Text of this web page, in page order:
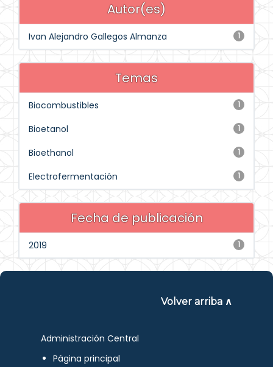
Autor(es)
1
Ivan Alejandro Gallegos Almanza
Temas
1
Biocombustibles
1
Bioetanol
1
Bioethanol
1
Electrofermentación
Fecha de publicación
1
2019
Volver arriba ∧
Administración Central
Página principal